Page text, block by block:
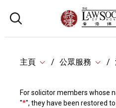
主頁 公眾服務
For solicitor members whose
"*", they have been restored